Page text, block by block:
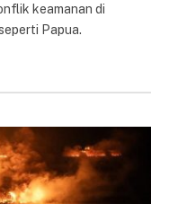
keamanan di
Papua.